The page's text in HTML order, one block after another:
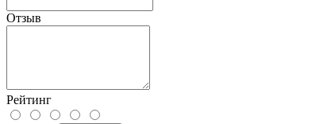
Отзыв
Рейтинг